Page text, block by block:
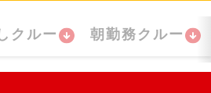
クルー 朝勤務クルー